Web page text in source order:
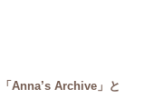
Anna’s Archive」と